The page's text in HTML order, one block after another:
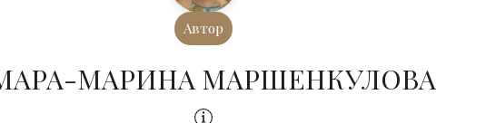
Автор
МАРИНА МАРШЕНКУЛОВА